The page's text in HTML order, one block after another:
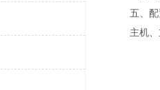
五、配
主机、立